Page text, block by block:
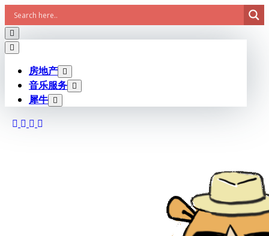
Skip
to
content
房地产
音乐服务
犀牛